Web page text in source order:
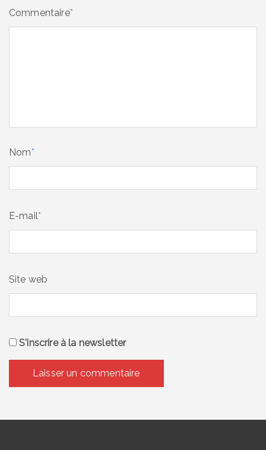
Commentaire*
Nom*
E-mail*
Site web
S'inscrire à la newsletter